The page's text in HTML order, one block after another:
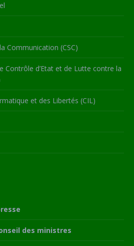
Communication (CSC)
Contrôle d’Etat et de Lutte contre la
et des Libertés (CIL)
des ministres